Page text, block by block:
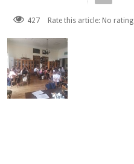
427 Rate this article: No rating